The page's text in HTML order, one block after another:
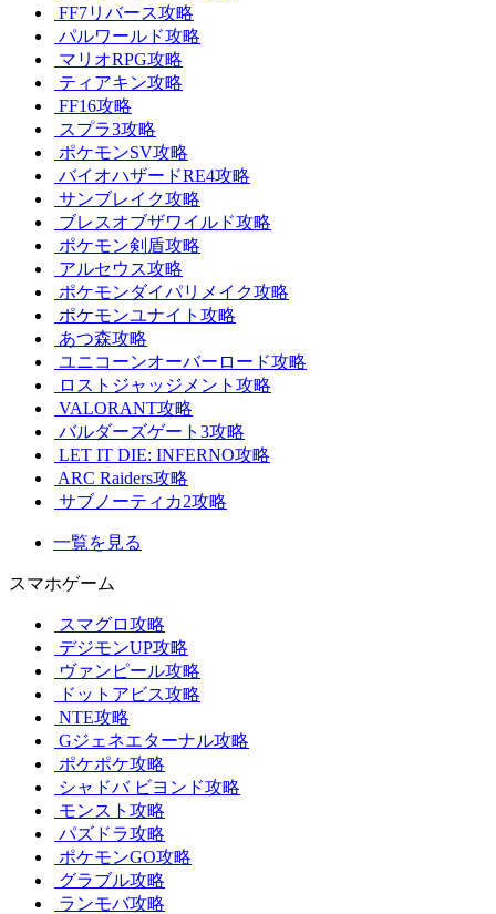
FF7リバース攻略
パルワールド攻略
マリオRPG攻略
ティアキン攻略
FF16攻略
スプラ3攻略
ポケモンSV攻略
バイオハザードRE4攻略
サンブレイク攻略
ブレスオブザワイルド攻略
ポケモン剣盾攻略
アルセウス攻略
ポケモンダイパリメイク攻略
ポケモンユナイト攻略
あつ森攻略
ユニコーンオーバーロード攻略
ロストジャッジメント攻略
VALORANT攻略
バルダーズゲート3攻略
LET IT DIE: INFERNO攻略
ARC Raiders攻略
サブノーティカ2攻略
一覧を見る
スマホゲーム
スマグロ攻略
デジモンUP攻略
ヴァンピール攻略
ドットアビス攻略
NTE攻略
Gジェネエターナル攻略
ポケポケ攻略
シャドバ ビヨンド攻略
モンスト攻略
パズドラ攻略
ポケモンGO攻略
グラブル攻略
ランモバ攻略